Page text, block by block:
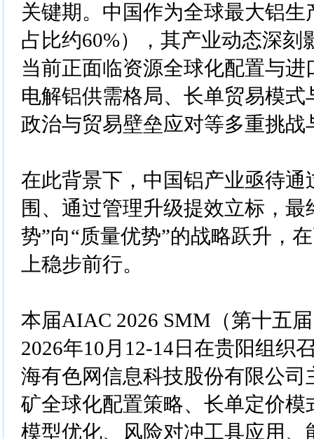
关键期。中国作为全球最大铝生
占比约60%），其产业动态深刻
当前正面临资源全球化配置与进
电解铝供需格局、长单贸易模式
政治与贸易壁垒应对等多重挑战
在此背景下，中国铝产业亟待通
围、通过管理升级提效立标，最
势”向“质量优势”的战略跃升，
上稳步前行。
本届AIAC 2026 SMM（第十五
2026年10月12-14日在贵阳组织
海有色网信息科技股份有限公司
矿全球化配置策略、长单定价模
模型优化、风险对冲工具应用、